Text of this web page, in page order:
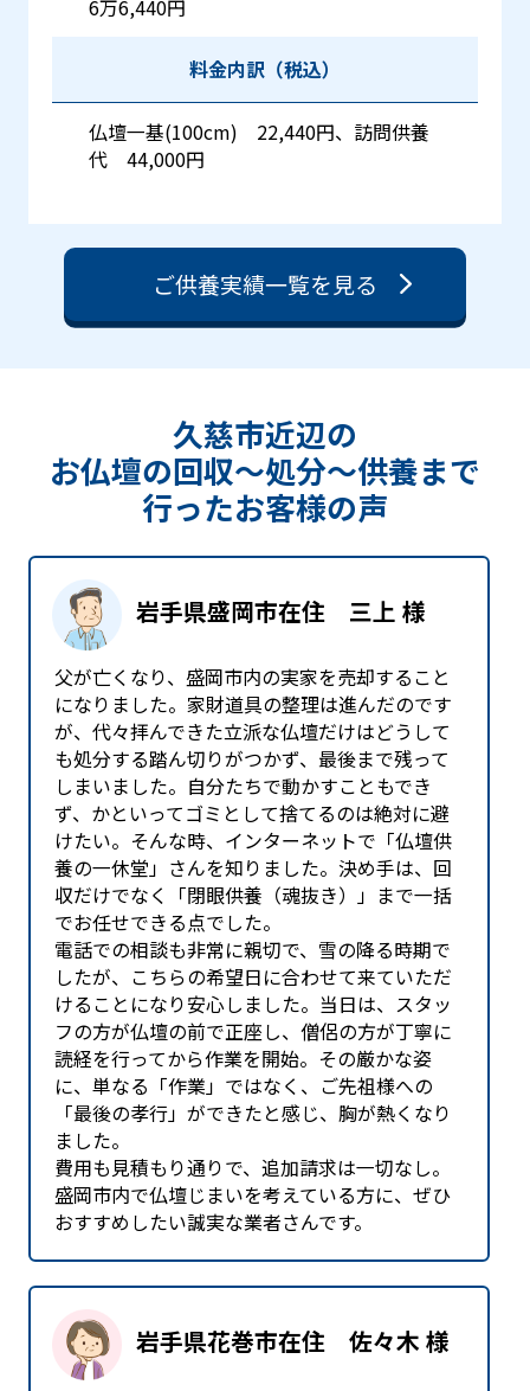
6万6,440円
料金内訳（税込）
仏壇一基(100cm) 22,440円、訪問供養
代 44,000円
ご供養実績一覧を見る
久慈市近辺の
お仏壇の回収〜処分〜供養まで
行ったお客様の声
岩手県盛岡市在住 三上 様
父が亡くなり、盛岡市内の実家を売却すること
になりました。家財道具の整理は進んだのです
が、代々拝んできた立派な仏壇だけはどうして
も処分する踏ん切りがつかず、最後まで残って
しまいました。自分たちで動かすこともでき
ず、かといってゴミとして捨てるのは絶対に避
けたい。そんな時、インターネットで「仏壇供
養の一休堂」さんを知りました。決め手は、回
収だけでなく「閉眼供養（魂抜き）」まで一括
でお任せできる点でした。
電話での相談も非常に親切で、雪の降る時期で
したが、こちらの希望日に合わせて来ていただ
けることになり安心しました。当日は、スタッ
フの方が仏壇の前で正座し、僧侶の方が丁寧に
読経を行ってから作業を開始。その厳かな姿
に、単なる「作業」ではなく、ご先祖様への
「最後の孝行」ができたと感じ、胸が熱くなり
ました。
費用も見積もり通りで、追加請求は一切なし。
盛岡市内で仏壇じまいを考えている方に、ぜひ
おすすめしたい誠実な業者さんです。
岩手県花巻市在住 佐々木 様